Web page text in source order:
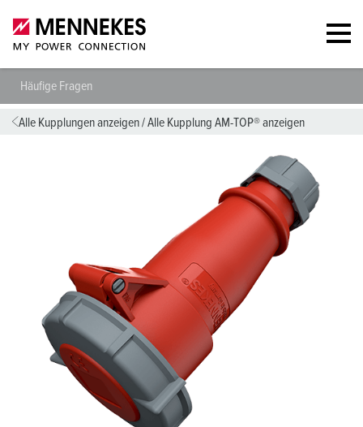
Häufige Fragen
Alle Kupplungen anzeigen/Alle Kupplung AM-TOP® anzeigen